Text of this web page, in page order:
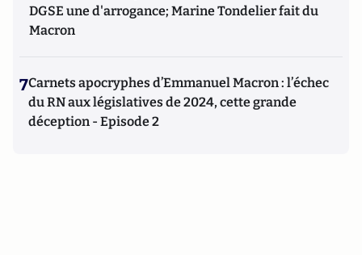
DGSE une d'arrogance; Marine Tondelier fait du
Macron
7Carnets apocryphes d’Emmanuel Macron : l’échec
du RN aux législatives de 2024, cette grande
déception - Episode 2